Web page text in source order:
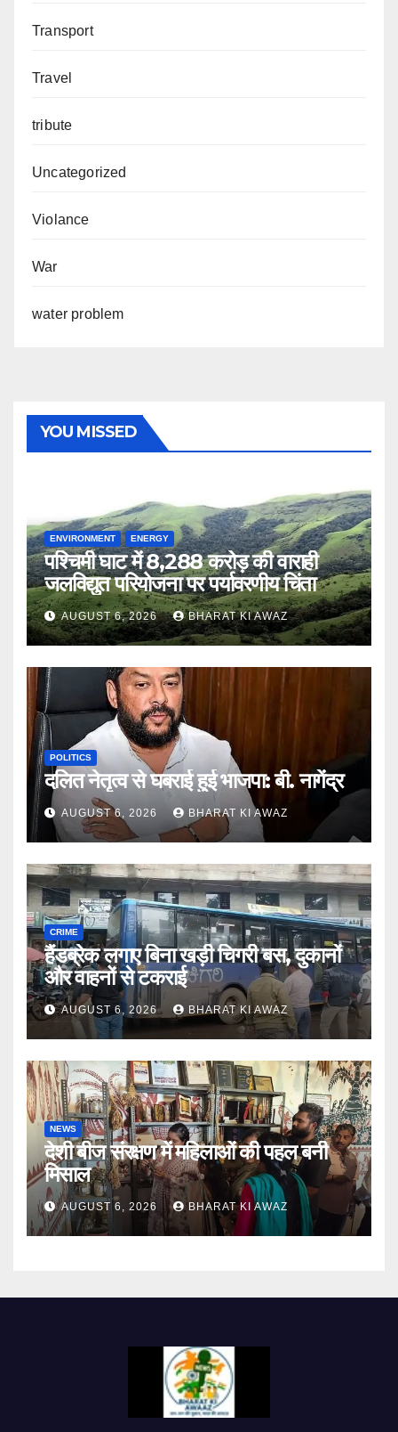
Transport
Travel
tribute
Uncategorized
Violance
War
water problem
YOU MISSED
ENVIRONMENT ENERGY
पश्चिमी घाट में 8,288 करोड़ की वाराही
जलविद्युत परियोजना पर पर्यावरणीय चिंता
AUGUST 6, 2026 BHARAT KI AWAZ
POLITICS
दलित नेतृत्व से घबराई हुई भाजपा: बी. नागेंद्र
AUGUST 6, 2026 BHARAT KI AWAZ
CRIME
हैंडब्रेक लगाए बिना खड़ी चिगरी बस, दुकानों
और वाहनों से टकराई
AUGUST 6, 2026 BHARAT KI AWAZ
NEWS
देशी बीज संरक्षण में महिलाओं की पहल बनी
मिसाल
AUGUST 6, 2026 BHARAT KI AWAZ